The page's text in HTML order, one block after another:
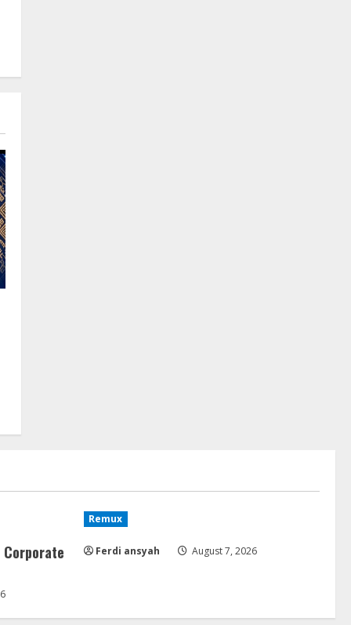
Corporate
Remux
Ferdi ansyah August 7, 2026